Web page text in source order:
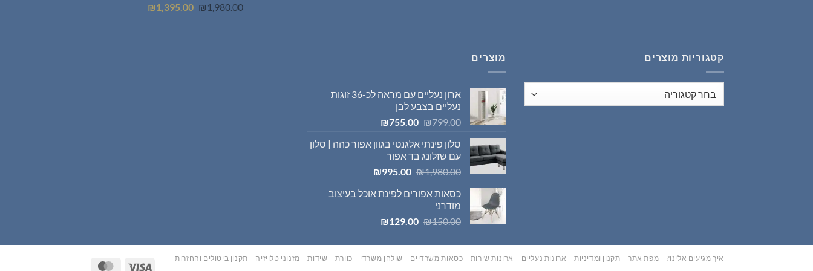
₪ 1,980.00
המחיר
₪1,395.00
המחיר
קטגוריות מוצרים
מוצרים
ארון נעליים עם מראה לכ-36 זוגות
נעליים בצבע לבן
₪799.00
המחיר
היה:
₪799.00.
₪755.00
המחיר
הוא:
סלון פינתי אלגנטי בגוון אפור כהה | סלון
עם שזלונג בד אפור
₪1,980.00
המחיר
היה:
₪995.00
המחיר
הוא:
כסאות אפורים לפינת אוכל בעיצוב
מודרני
₪150.00
המחיר
היה:
₪150.00.
₪129.00
המחיר
הוא:
₪129.00.
Visa
איך מגיעים אלינו? מפת אתר תקנון ומדיניות ארונות נעליים ארונות שירות כסאות משרדיים שולחן משרדי כוורת שידות מזנוני טלויזיה תקנון ביטולים והחזרות